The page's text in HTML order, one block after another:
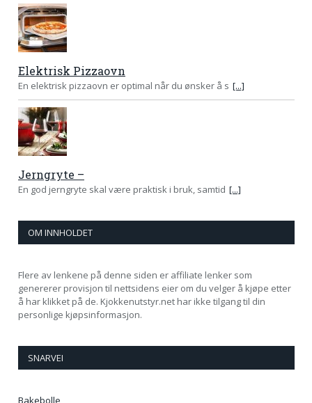
Elektrisk Pizzaovn
En elektrisk pizzaovn er optimal når du ønsker å s [...]
Jerngryte –
En god jerngryte skal være praktisk i bruk, samtid [...]
OM INNHOLDET
Flere av lenkene på denne siden er affiliate lenker som
genererer provisjon til nettsidens eier om du velger å kjøpe etter
å har klikket på de. Kjokkenutstyr.net har ikke tilgang til din
personlige kjøpsinformasjon.
SNARVEI
Bakebolle